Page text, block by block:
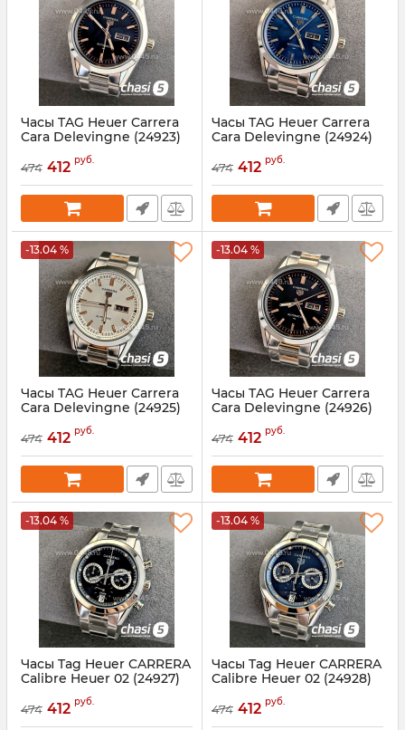
Часы TAG Heuer Carrera
Cara Delevingne (24923)
24923
474 412 руб.
Часы TAG Heuer Carrera
Cara Delevingne (24924)
24924
474 412 руб.
-13.04 %
Часы TAG Heuer Carrera
Cara Delevingne (24925)
24925
474 412 руб.
-13.04 %
Часы TAG Heuer Carrera
Cara Delevingne (24926)
24926
474 412 руб.
-13.04 %
Часы Tag Heuer CARRERA
Calibre Heuer 02 (24927)
24927
474 412 руб.
-13.04 %
Часы Tag Heuer CARRERA
Calibre Heuer 02 (24928)
24928
474 412 руб.